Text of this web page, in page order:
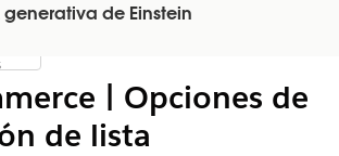
de Einstein
índice de materias
| Opciones de
de lista